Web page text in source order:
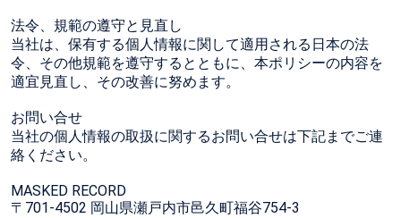
法令、規範の遵守と見直し
当社は、保有する個人情報に関して適用される日本の法
令、その他規範を遵守するとともに、本ポリシーの内容を
適宜見直し、その改善に努めます。
お問い合せ
当社の個人情報の取扱に関するお問い合せは下記までご連
絡ください。
MASKED RECORD
〒701-4502 岡山県瀬戸内市邑久町福谷754-3